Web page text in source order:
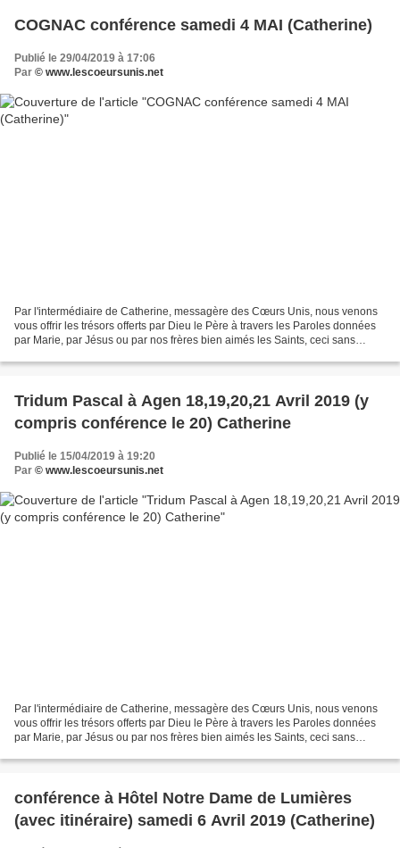
COGNAC conférence samedi 4 MAI (Catherine)
Publié le 29/04/2019 à 17:06
Par © www.lescoeursunis.net
Par l'intermédiaire de Catherine, messagère des Cœurs Unis, nous venons
vous offrir les trésors offerts par Dieu le Père à travers les Paroles données
par Marie, par Jésus ou par nos frères bien aimés les Saints, ceci sans
Tridum Pascal à Agen 18,19,20,21 Avril 2019 (y
compris conférence le 20) Catherine
Publié le 15/04/2019 à 19:20
Par © www.lescoeursunis.net
Par l'intermédiaire de Catherine, messagère des Cœurs Unis, nous venons
vous offrir les trésors offerts par Dieu le Père à travers les Paroles données
par Marie, par Jésus ou par nos frères bien aimés les Saints, ceci sans
conférence à Hôtel Notre Dame de Lumières
(avec itinéraire) samedi 6 Avril 2019 (Catherine)